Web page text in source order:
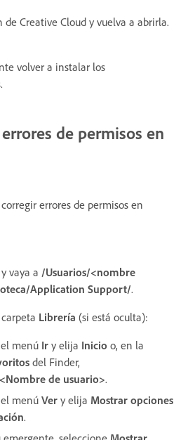
de Creative Cloud y vuelva a abrirla.
volver a instalar los
de permisos en
errores de permisos en
y vaya a /Usuarios/<nombre
Application Support/.
Librería (si está oculta):
menú Ir y elija Inicio o, en la
del Finder,
<Nombre de usuario>.
menú Ver y elija Mostrar opciones
.